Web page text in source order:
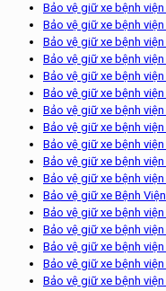
Bảo vệ giữ xe bệnh viện
Bảo vệ giữ xe bệnh
Bảo vệ giữ xe bệnh
Bảo vệ giữ xe bệnh
Bảo vệ giữ xe bệnh
Bảo vệ giữ xe bệnh
Bảo vệ giữ xe bệnh
Bảo vệ giữ xe bệnh
Bảo vệ giữ xe bệnh
Bảo vệ giữ xe bệnh
Bảo vệ giữ xe bệnh
Bảo vệ giữ xe Bệnh
Bảo vệ giữ xe bệnh
Bảo vệ giữ xe bệnh
Bảo vệ giữ xe bệnh
Bảo vệ giữ xe bệnh viện
Bảo vệ giữ xe bệnh